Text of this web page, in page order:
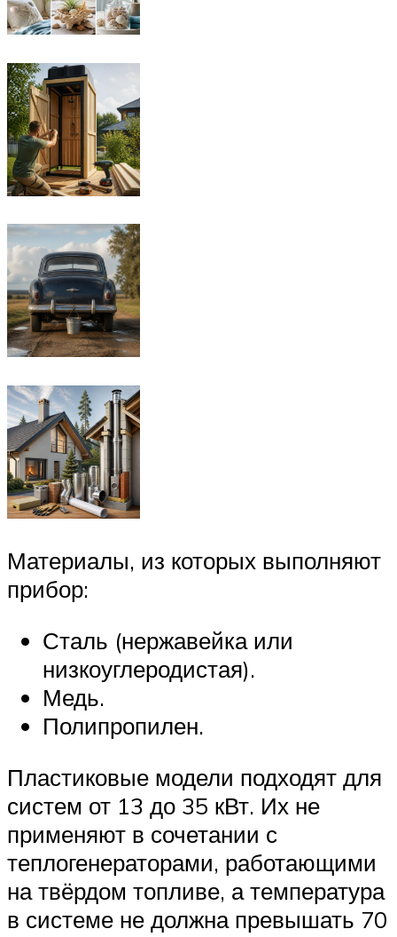
Материалы, из которых выполняют
прибор:
Сталь (нержавейка или
низкоуглеродистая).
Медь.
Полипропилен.
Пластиковые модели подходят для
систем от 13 до 35 кВт. Их не
применяют в сочетании с
теплогенераторами, работающими
на твёрдом топливе, а температура
в системе не должна превышать 70